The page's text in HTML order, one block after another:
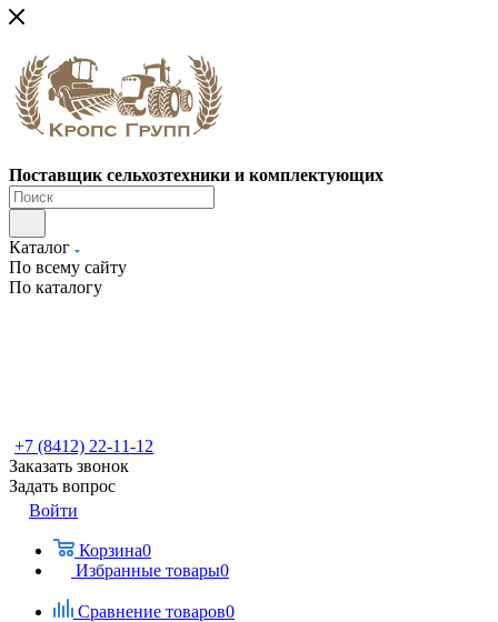
Поставщик сельхозтехники и комплектующих
Каталог
По всему сайту
По каталогу
+7 (8412) 22-11-12
Заказать звонок
Задать вопрос
Войти
Корзина0
Избранные товары0
Сравнение товаров0